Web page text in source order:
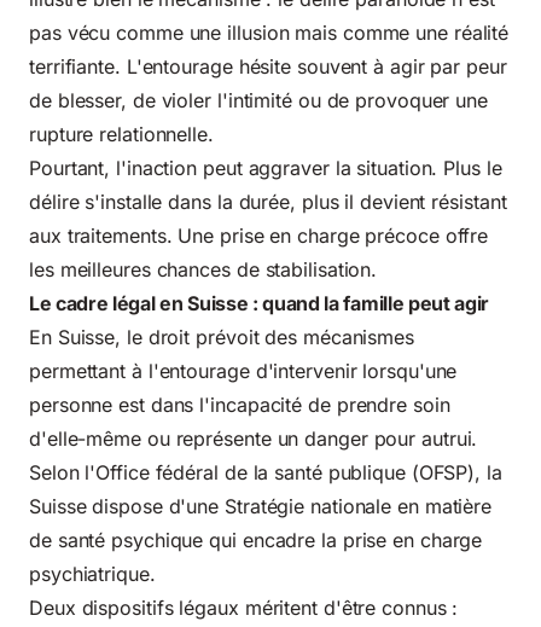
pas vécu comme une illusion mais comme une réalité
terrifiante. L'entourage hésite souvent à agir par peur
de blesser, de violer l'intimité ou de provoquer une
rupture relationnelle.
Pourtant, l'inaction peut aggraver la situation. Plus le
délire s'installe dans la durée, plus il devient résistant
aux traitements. Une prise en charge précoce offre
les meilleures chances de stabilisation.
Le cadre légal en Suisse : quand la famille peut agir
En Suisse, le droit prévoit des mécanismes
permettant à l'entourage d'intervenir lorsqu'une
personne est dans l'incapacité de prendre soin
d'elle-même ou représente un danger pour autrui.
Selon l'Office fédéral de la santé publique (OFSP), la
Suisse dispose d'une Stratégie nationale en matière
de santé psychique qui encadre la prise en charge
psychiatrique.
Deux dispositifs légaux méritent d'être connus :